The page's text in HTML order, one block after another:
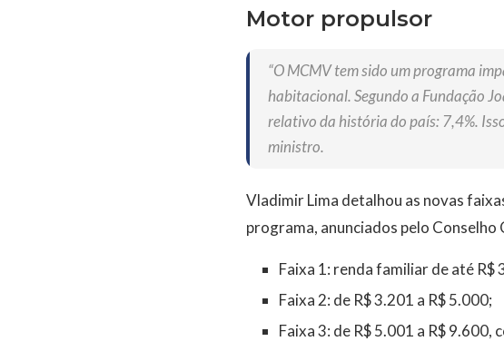
Motor propulsor
“O MCMV tem sido um programa
habitacional. Segundo a Fundação
relativo da história do país: 7,4%.
ministro.
Vladimir Lima detalhou as novas
programa, anunciados pelo Conselho
Faixa 1: renda familiar de até R$
Faixa 2: de R$ 3.201 a R$ 5.000;
Faixa 3: de R$ 5.001 a R$ 9.600,